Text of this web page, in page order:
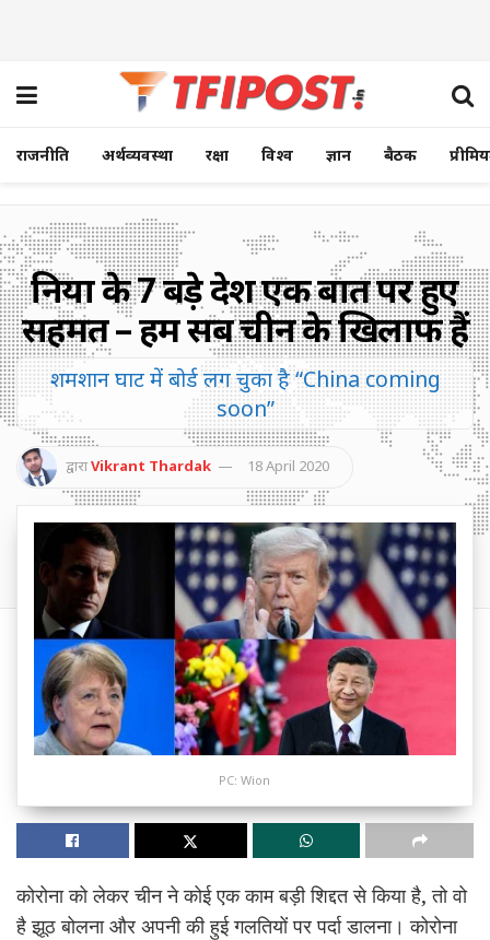
राजनीति अर्थव्यवस्था रक्षा विश्व ज्ञान बैठक
दुनिया के 7 बड़े देश एक बात पर हुए
सहमत – हम सब चीन के खिलाफ हैं
शमशान घाट में बोर्ड लग चुका है “China coming
soon”
द्वाराVikrant Thardak 18 April 2020
PC: Wion
कोरोना को लेकर चीन ने कोई एक काम बड़ी शिद्दत से किया है, तो वो
है झूठ बोलना और अपनी की हुई गलतियों पर पर्दा डालना। कोरोना